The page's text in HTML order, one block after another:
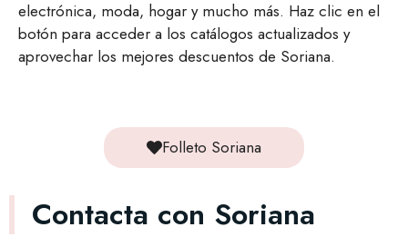
electrónica, moda, hogar y mucho más. Haz clic en el
botón para acceder a los catálogos actualizados y
aprovechar los mejores descuentos de Soriana.
Folleto Soriana
Contacta con Soriana